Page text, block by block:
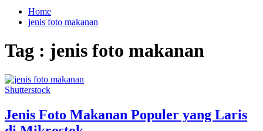
Home
jenis foto makanan
Tag : jenis foto makanan
Shutterstock
Jenis Foto Makanan Populer yang Laris